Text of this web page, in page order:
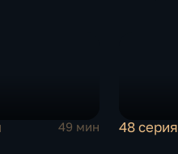
49 мин 48 серия